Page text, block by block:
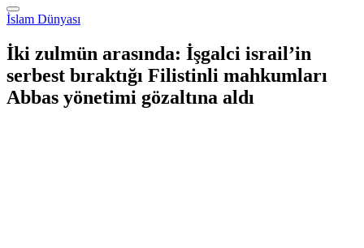
İslam Dünyası
İki zulmün arasında: İşgalci israil’in
serbest bıraktığı Filistinli mahkumları
Abbas yönetimi gözaltına aldı